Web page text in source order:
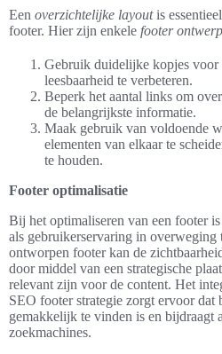
Een overzichtelijke layoutis
footer. Hier zijn enkele footer
Gebruik duidelijke kopjes voor
leesbaarheid te verbeteren.
Beperk het aantal links om
de belangrijkste informatie.
Maak gebruik van voldoende
elementen van elkaar te
te houden.
Footer optimalisatie
Bij het optimaliseren van een footer
als gebruikerservaring in overweging
ontworpen footer kan de
door middel van een strategische
relevant zijn voor de content. Het
SEO footer strategie zorgt ervoor
gemakkelijk te vinden is en bijdraagt
zoekmachines.